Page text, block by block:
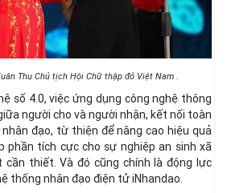
Thu Chủ tịch Hội Chữ thập đỏ Việt Nam .
số 4.0, việc ứng dụng công nghệ thông
người cho và người nhận, kết nối toàn
đạo, từ thiện để nâng cao hiệu quả
phần tích cực cho sự nghiệp an sinh xã
thiết. Và đó cũng chính là động lực
thống nhân đạo điện tử iNhandao.